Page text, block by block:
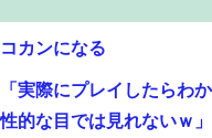
カンになる
「実際にプレイしたらわ
的な目では見れないｗ